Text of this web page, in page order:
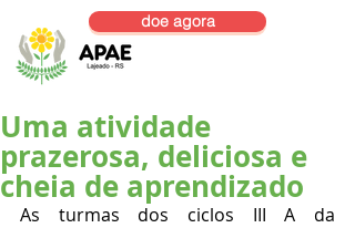
doe agora
Uma atividade
prazerosa, deliciosa e
cheia de aprendizado
As turmas dos ciclos III A da